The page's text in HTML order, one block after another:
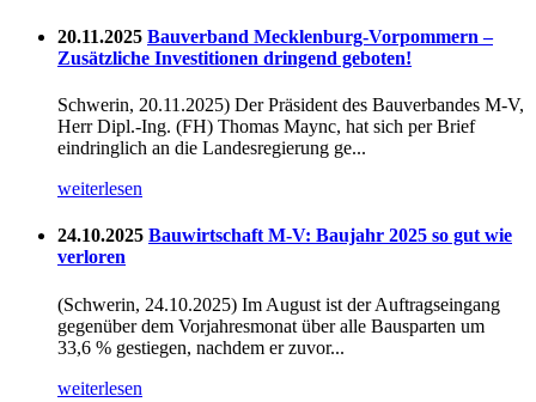
20.11.2025 Bauverband Mecklenburg-Vorpommern –
Zusätzliche Investitionen dringend geboten!
Schwerin, 20.11.2025) Der Präsident des Bauverbandes M-V,
Herr Dipl.-Ing. (FH) Thomas Maync, hat sich per Brief
eindringlich an die Landesregierung ge...
weiterlesen
24.10.2025 Bauwirtschaft M-V: Baujahr 2025 so gut wie
verloren
(Schwerin, 24.10.2025) Im August ist der Auftragseingang
gegenüber dem Vorjahresmonat über alle Bausparten um
33,6 % gestiegen, nachdem er zuvor...
weiterlesen